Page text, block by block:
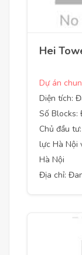
Hei
Dự án
Diện tích:
Số Blocks:
Chủ đầu
lực Hà Nội
Hà Nội
Địa chỉ: